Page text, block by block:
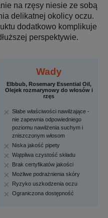
na rzęsy niesie ze sobą
delikatnej okolicy oczu.
dodatkowo komplikuje
perspektywie.
Wady
Elbbub, Rosemary Essential Oil,
Olejek rozmarynowy do włosów i
rzęs
Słabe właściwości nawilżające -
nie zapewnia odpowiedniego
poziomu nawilżenia suchym i
zniszczonym włosom
Niska jakość pipety
Wątpliwa czystość składu
Brak certyfikatów jakości
Możliwe podrażnienia skóry
Ryzyko uszkodzenia oczu
Ograniczona dostępność